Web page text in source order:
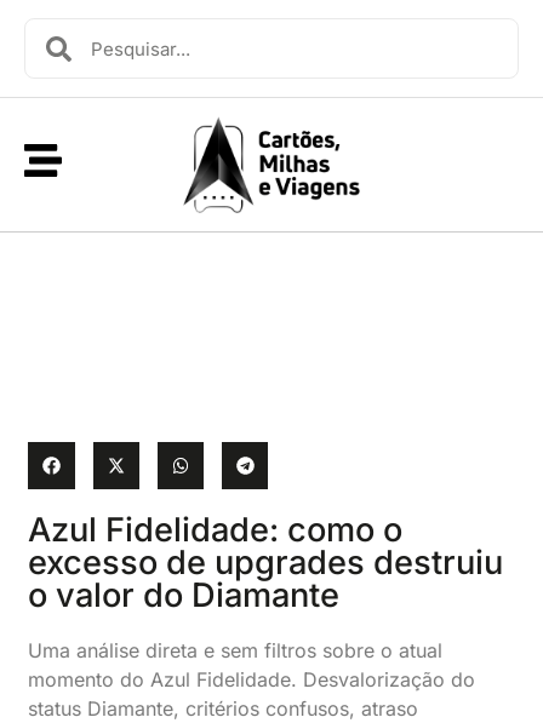
Azul Fidelidade: como o
excesso de upgrades destruiu
o valor do Diamante
Uma análise direta e sem filtros sobre o atual
momento do Azul Fidelidade. Desvalorização do
status Diamante, critérios confusos, atraso